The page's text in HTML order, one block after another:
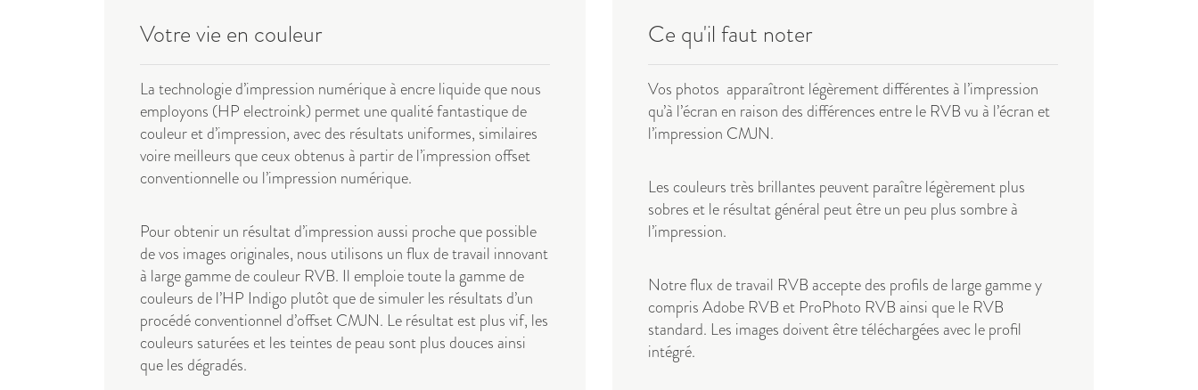
Votre vie en couleur
La technologie d’impression numérique à encre liquide que nous
employons (HP electroink) permet une qualité fantastique de
couleur et d’impression, avec des résultats uniformes, similaires
voire meilleurs que ceux obtenus à partir de l’impression offset
conventionnelle ou l’impression numérique.
Pour obtenir un résultat d’impression aussi proche que possible
de vos images originales, nous utilisons un flux de travail innovant
à large gamme de couleur RVB. Il emploie toute la gamme de
couleurs de l’HP Indigo plutôt que de simuler les résultats d’un
procédé conventionnel d’offset CMJN. Le résultat est plus vif, les
couleurs saturées et les teintes de peau sont plus douces ainsi
que les dégradés.
Ce qu'il faut noter
Vos photos apparaîtront légèrement différentes à l’impression
qu’à l’écran en raison des différences entre le RVB vu à l’écran et
l’impression CMJN.
Les couleurs très brillantes peuvent paraître légèrement plus
sobres et le résultat général peut être un peu plus sombre à
l’impression.
Notre flux de travail RVB accepte des profils de large gamme y
compris Adobe RVB et ProPhoto RVB ainsi que le RVB
standard. Les images doivent être téléchargées avec le profil
intégré.